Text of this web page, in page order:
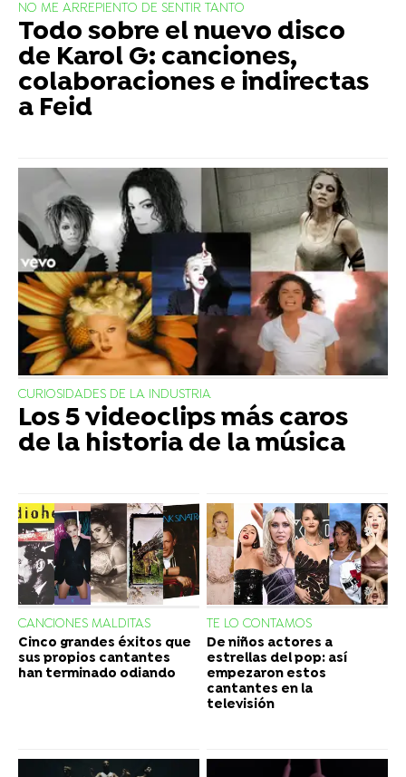
NO ME ARREPIENTO DE SENTIR TANTO
Todo sobre el nuevo disco
de Karol G: canciones,
colaboraciones e indirectas
a Feid
CURIOSIDADES DE LA INDUSTRIA
Los 5 videoclips más caros
de la historia de la música
CANCIONES MALDITAS
Cinco grandes éxitos que
sus propios cantantes
han terminado odiando
TE LO CONTAMOS
De niños actores a
estrellas del pop: así
empezaron estos
cantantes en la
televisión